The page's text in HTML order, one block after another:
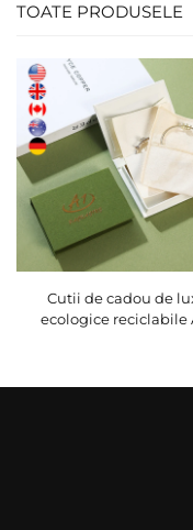
TOATE PRODUSELE
Cutii de cadou de
ecologice reciclabile